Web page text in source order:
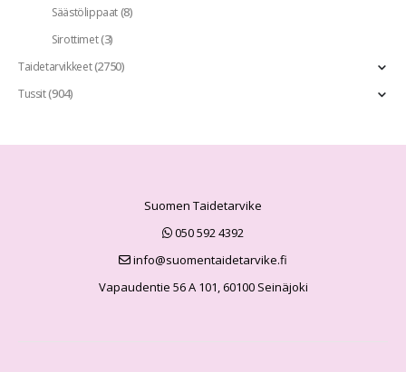
Säästölippaat(8)
Sirottimet(3)
Taidetarvikkeet(2750)
Tussit(904)
Suomen Taidetarvike
050 592 4392
info@suomentaidetarvike.fi
Vapaudentie 56 A 101, 60100 Seinäjoki